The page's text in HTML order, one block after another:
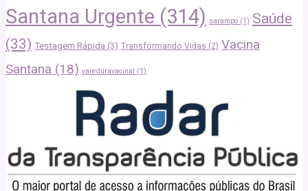
Santana Urgente (314) sarampo (1) Saúde
(33) Testagem Rápida (3) Transformando Vidas (2) Vacina
Santana (18) vareduravacinal (1)